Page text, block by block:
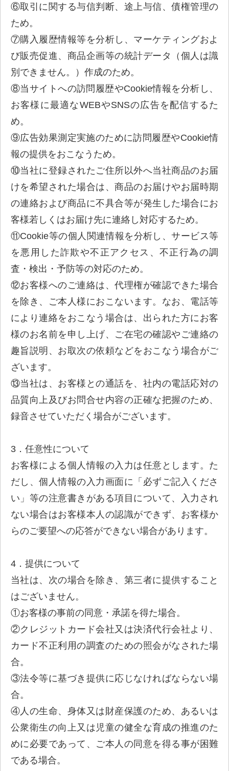
⑥取引に関する与信判断、途上与信、債権管理の
ため。
⑦購入履歴情報等を分析し、マーケティングおよ
び販売促進、商品企画等の統計データ（個人は識
別できません。）作成のため。
⑧当サイトへの訪問履歴やCookie情報を分析し、
お客様に最適なWEBやSNSの広告を配信するた
め。
⑨広告効果測定実施のために訪問履歴やCookie情
報の提供をおこなうため。
⑩当社に登録されたご住所以外へ当社商品のお届
けを希望された場合は、商品のお届けやお届時期
の連絡および商品に不具合等が発生した場合にお
客様若しくはお届け先に連絡し対応するため。
⑪Cookie等の個人関連情報を分析し、サービス等
を悪用した詐欺や不正アクセス、不正行為の調
査・検出・予防等の対応のため。
⑫お客様へのご連絡は、代理権が確認できた場合
を除き、ご本人様におこないます。なお、電話等
により連絡をおこなう場合は、出られた方にお客
様のお名前を申し上げ、ご在宅の確認やご連絡の
趣旨説明、お取次の依頼などをおこなう場合がご
ざいます。
⑬当社は、お客様との通話を、社内の電話応対の
品質向上及びお問合せ内容の正確な把握のため、
録音させていただく場合がございます。
3．任意性について
お客様による個人情報の入力は任意とします。た
だし、個人情報の入力画面に「必ずご記入くださ
い」等の注意書きがある項目について、入力され
ない場合はお客様本人の認識ができず、お客様か
らのご要望への応答ができない場合があります。
4．提供について
当社は、次の場合を除き、第三者に提供すること
はございません。
①お客様の事前の同意・承諾を得た場合。
②クレジットカード会社又は決済代行会社より、
カード不正利用の調査のための照会がなされた場
合。
③法令等に基づき提供に応じなければならない場
合。
④人の生命、身体又は財産保護のため、あるいは
公衆衛生の向上又は児童の健全な育成の推進のた
めに必要であって、ご本人の同意を得る事が困難
である場合。